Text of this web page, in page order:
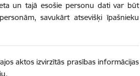
un tajā esošie personu dati var būt
savukārt atsevišķi īpašnieku
aktos izvirzītās prasības informācijas